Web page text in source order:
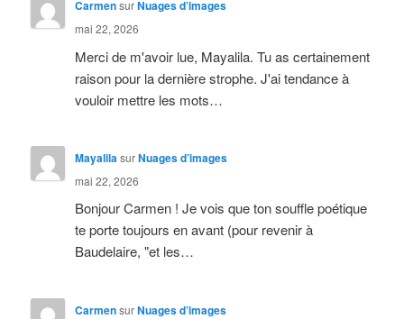
CarmensurNuages d’images
mai 22, 2026
Merci de m'avoir lue, Mayalila. Tu as certainement
raison pour la dernière strophe. J'ai tendance à
vouloir mettre les mots…
MayalilasurNuages d’images
mai 22, 2026
Bonjour Carmen ! Je vois que ton souffle poétique
te porte toujours en avant (pour revenir à
Baudelaire, "et les…
CarmensurNuages d’images